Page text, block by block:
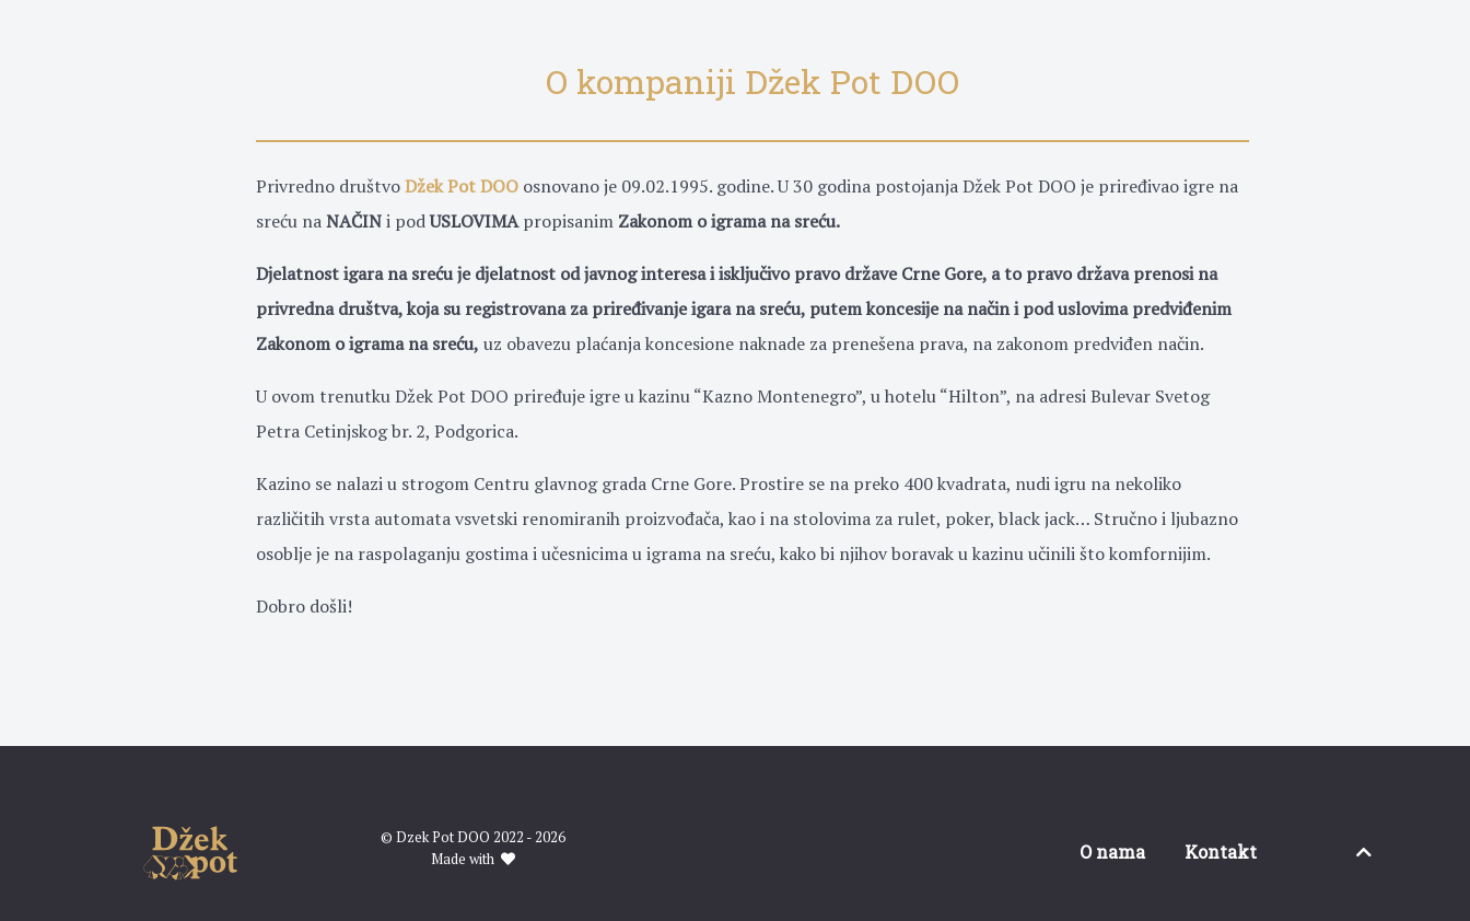
O kompaniji Džek Pot DOO
Privredno društvoDžek Pot DOOosnovano je 09.02.1995. godine. U 30 godina postojanja Džek Pot DOO je priređivao igre na
sreću naNAČINi podUSLOVIMApropisanim Zakonom o igrama na sreću.
Djelatnost igara na sreću je djelatnost od javnog interesa i isključivo pravo države Crne Gore, a to pravo država prenosi na
privredna društva, koja su registrovana za priređivanje igara na sreću, putem koncesije na način i pod uslovima predviđenim
Zakonom o igrama na sreću, uz obavezu plaćanja koncesione naknade za prenešena prava, na zakonom predviđen način.
U ovom trenutku Džek Pot DOO priređuje igre u kazinu “Kazno Montenegro”, u hotelu “Hilton”, na adresi Bulevar Svetog
Petra Cetinjskog br. 2, Podgorica.
Kazino se nalazi u strogom Centru glavnog grada Crne Gore. Prostire se na preko 400 kvadrata, nudi igru na nekoliko
različitih vrsta automata vsvetski renomiranih proizvođača, kao i na stolovima za rulet, poker, black jack… Stručno i ljubazno
osoblje je na raspolaganju gostima i učesnicima u igrama na sreću, kako bi njihov boravak u kazinu učinili što komfornijim.
Dobro došli!
© Dzek Pot DOO 2022 - 2026
Made with
O nama Kontakt